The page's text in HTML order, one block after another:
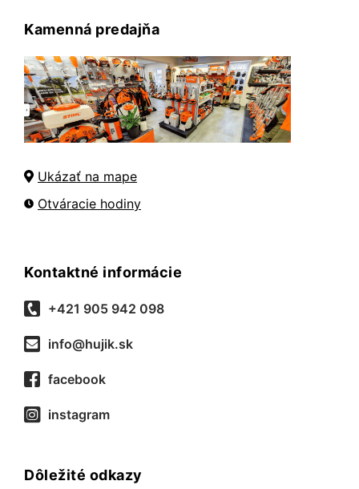
Kamenná predajňa
Ukázať na mape
Otváracie hodiny
Kontaktné informácie
+421 905 942 098
info@hujik.sk
facebook
instagram
Dôležité odkazy